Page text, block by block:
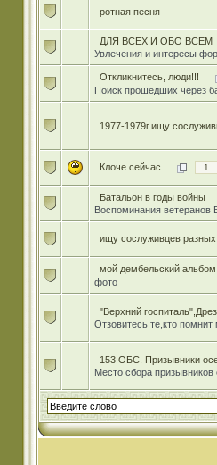
ротная песня
ДЛЯ ВСЕХ И ОБО ВСЕМ
Увлечения и интересы
Откликнитесь, люди!!!
Поиск прошедших через
1977-1979г.ищу
Клоче сейчас 1
Батальон в годы войны
Воспоминания ветеранов
ищу сослуживцев разных
мой дембельский альбом
фото
"Верхний
Отзовитесь те,кто помнит
153 ОБС. Призывники
Место сбора призывников